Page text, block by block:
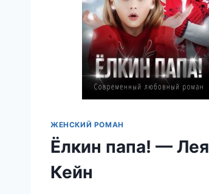
ЖЕНСКИЙ РОМАН
Ёлкин папа! — Лея
Кейн